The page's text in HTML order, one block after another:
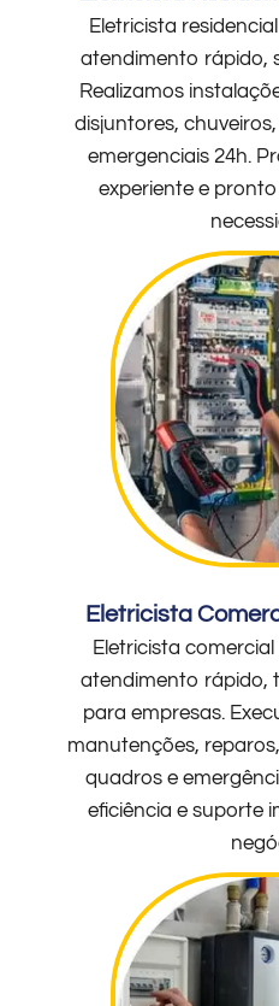
Eletricista
atendimento rápido,
Realizamos
disjuntores,
emergenciais 24h.
experiente e
Eletricista
Eletricista
atendimento rápido,
para empresas.
manutenções,
quadros e
eficiência e suporte